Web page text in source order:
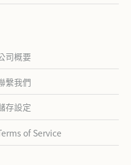
司概要
繫我們
存設定
of Service